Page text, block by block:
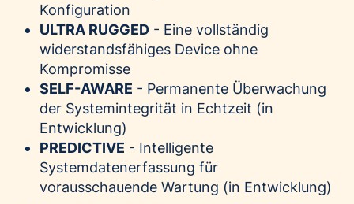
Konfiguration
ULTRA RUGGED - Eine vollständig
widerstandsfähiges Device ohne
Kompromisse
SELF-AWARE - Permanente Überwachung
der Systemintegrität in Echtzeit (in
Entwicklung)
PREDICTIVE - Intelligente
Systemdatenerfassung für
vorausschauende Wartung (in Entwicklung)